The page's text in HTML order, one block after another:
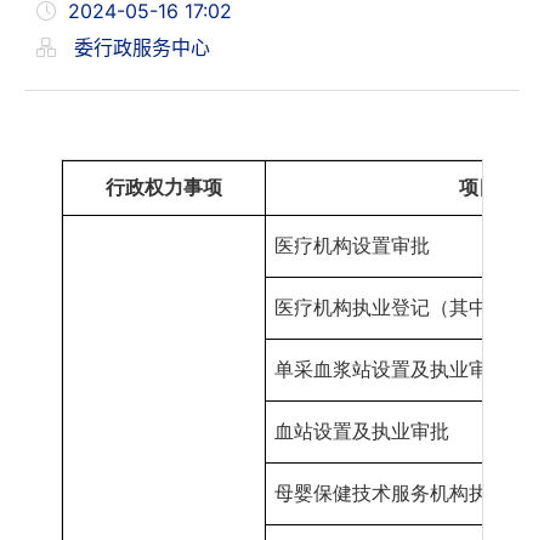
2024-05-16 17:02
委行政服务中心
行政权力事项 项目
医疗机构设置审批
医疗机构执业登记（其中
单采血浆站设置及执业审批
血站设置及执业审批
母婴保健技术服务机构执业许